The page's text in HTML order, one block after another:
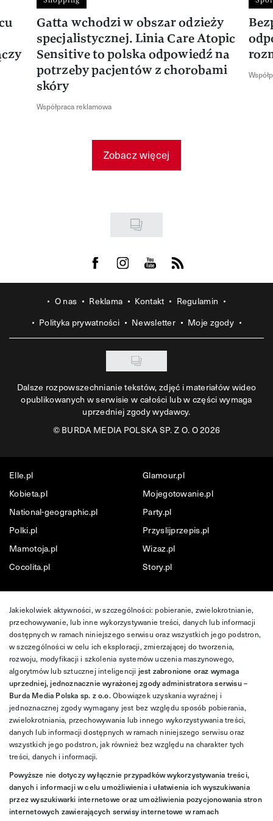
Gatta wchodzi w obszar odzieży
specjalistycznej. Linia Care Atopic
Sensitive to polska odpowiedź na
potrzeby pacjentów z chorobami
skóry
Współpraca reklamowa
Zobacz więcej
Visit us on Facebook
Visit us on Instagram
Visit us on Youtube
Visit us on Rss
O nas Reklama Kontakt
Regulamin
Polityka prywatności
Newsletter Moje zgody
Dalsze rozpowszechnianie tekstów, zdjęć i materiałów wideo
opublikowanych w serwisie w całości lub w części wymaga
uprzedniej zgody wydawcy.
©BURDA MEDIA POLSKA SP. Z O. O 2026
Elle.pl
Glamour.pl
Kobieta.pl
Mojegotowanie.pl
National-geographic.pl
Party.pl
Polki.pl
Przyslijprzepis.pl
Mamotoja.pl
Wizaz.pl
Cocolita.pl
Story.pl
Jakiekolwiek aktywności, w szczególności: pobieranie, zwielokrotnianie,
przechowywanie, lub inne wykorzystywanie treści, danych lub informacji
dostępnych w ramach niniejszego serwisu oraz wszystkich jego podstron,
w szczególności w celu ich eksploracji, zmierzającej do tworzenia,
rozwoju, modyfikacji i szkolenia systemów uczenia maszynowego,
algorytmów lub sztucznej inteligencji jest zabronione oraz wymaga
uprzedniej, jednoznacznie wyrażonej zgody administratora serwisu –
Burda Media Polska sp. z o.o.Obowiązek uzyskania wyraźnej i
jednoznacznej zgody wymagany jest bez względu sposób pobierania,
zwielokrotniania, przechowywania lub innego wykorzystywania treści,
danych lub informacji dostępnych w ramach niniejszego serwisu oraz
wszystkich jego podstron, jak również bez względu na charakter tych
treści, danych i informacji.
Powyższe nie dotyczy wyłącznie przypadków wykorzystywania treści,
danych i informacji w celu umożliwienia i ułatwienia ich wyszukiwania
przez wyszukiwarki internetowe oraz umożliwienia pozycjonowania stron
internetowych zawierających serwisy internetowe w ramach